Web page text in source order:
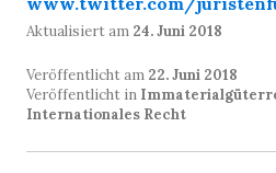
Aktualisiert am 24. Juni 2018
Veröffentlicht am 22. Juni 2018
Veröffentlicht in
Internationales Recht